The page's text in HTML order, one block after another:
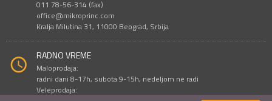
011 78-56-314 (fax)
office@mikroprinc.com
Kralja Milutina 31, 11000 Beograd, Srbija
RADNO VREME
Maloprodaja:
radni dani 8-17h, subota 9-15h, nedeljom ne radi
Veleprodaja: